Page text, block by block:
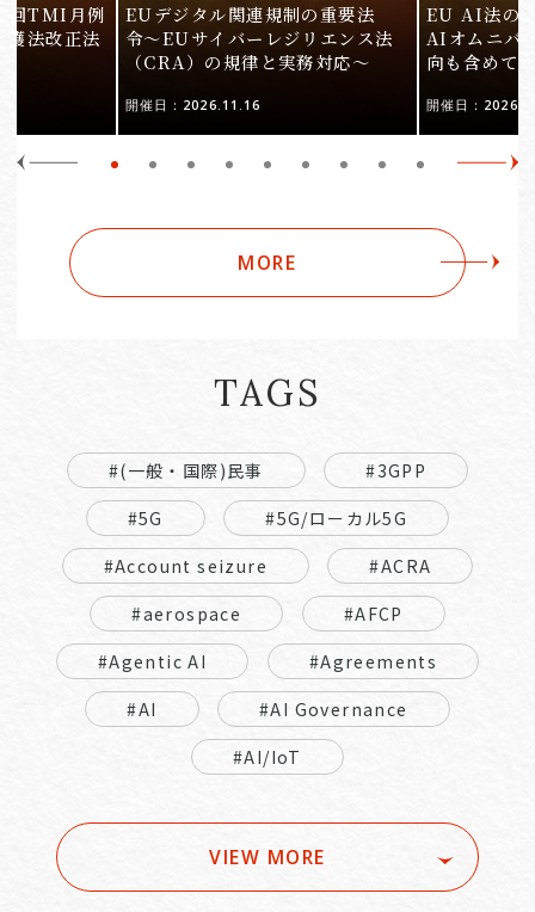
回TMI月例
護法改正法
EUデジタル関連規制の重要法
令〜EUサイバーレジリエンス法
（CRA）の規律と実務対応〜
開催日：2026.11.16
EU AI法の
AIオムニバ
向も含めて
開催日：
MORE
TAGS
#(一般・国際)民事
#3GPP
#5G
#5G/ローカル5G
#Account seizure
#ACRA
#aerospace
#AFCP
#Agentic AI
#Agreements
#AI
#AI Governance
#AI/IoT
VIEW MORE